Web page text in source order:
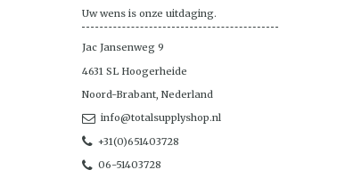
Uw wens is onze uitdaging.
Jac Jansenweg 9
4631 SL Hoogerheide
Noord-Brabant, Nederland
info@totalsupplyshop.nl
+31(0)651403728
06-51403728